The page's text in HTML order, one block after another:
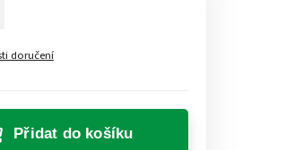
doručení
Přidat do košíku